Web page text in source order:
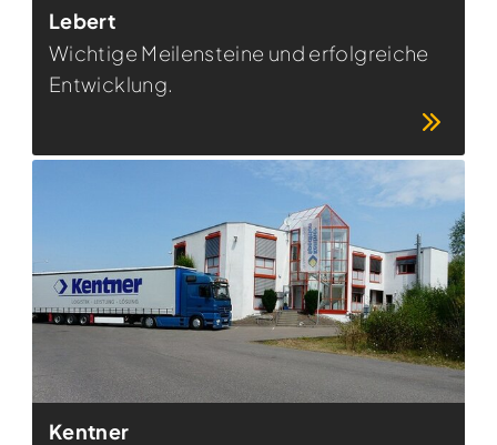
Lebert
Wichtige Meilensteine und erfolgreiche
Entwicklung.
Kentner